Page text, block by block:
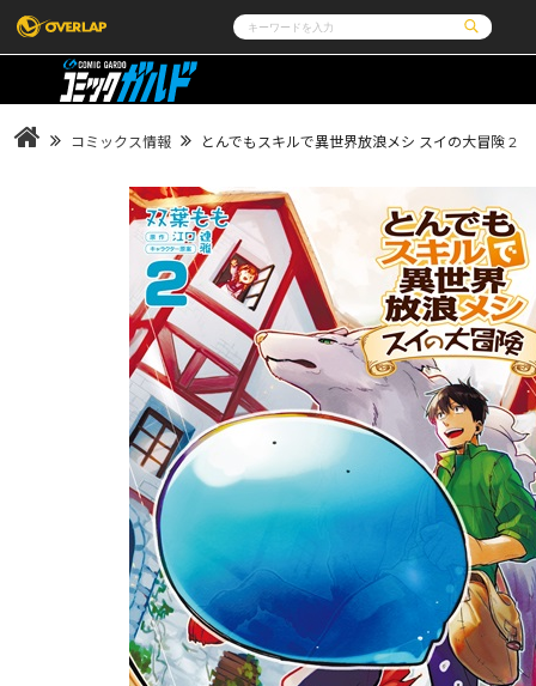
コミック
LiQulle
ライトノベル
ノベルス
ノベルスf
ポケットモンスター
アニメ
ゲーム
企業
会社概要
採用情報
オーバーラップホールディングス
お問い合わせは
オーバーラップ文庫 オーバーラップノベルス
オーバーラップノベルスf ロサージュノベルス
コミックガルド コミッククリエ
リキューレ コミックパルフェ
コミックス情報 とんでもスキルで異世界放浪メシ スイの大冒険 2